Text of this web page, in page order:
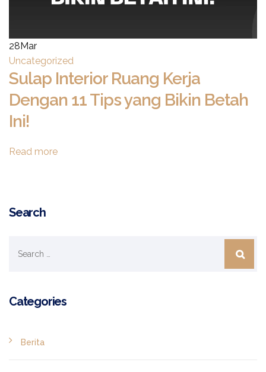
28Mar
Uncategorized
Sulap Interior Ruang Kerja
Dengan 11 Tips yang Bikin Betah
Ini!
Read more
Search
Categories
Berita